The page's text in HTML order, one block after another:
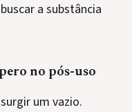
a substância
no pós-uso
um vazio.